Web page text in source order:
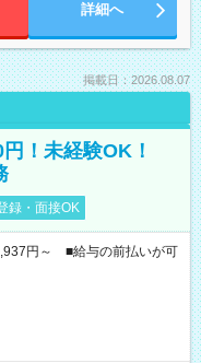
詳細へ
掲載日：2026.08.07
！未経験OK！
録・面接OK
円～ ■給与の前払いが可